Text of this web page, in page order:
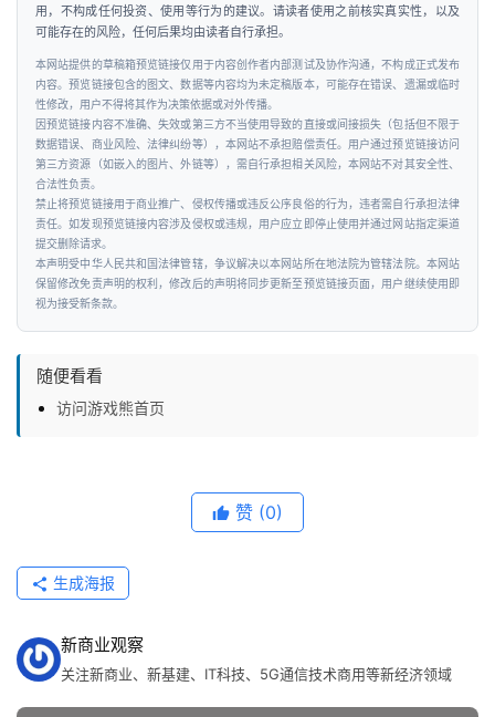
用，不构成任何投资、使用等行为的建议。请读者使用之前核实真实性，以及
可能存在的风险，任何后果均由读者自行承担。
本网站提供的草稿箱预览链接仅用于内容创作者内部测试及协作沟通，不构成正式发布
内容。预览链接包含的图文、数据等内容均为未定稿版本，可能存在错误、遗漏或临时
性修改，用户不得将其作为决策依据或对外传播。
因预览链接内容不准确、失效或第三方不当使用导致的直接或间接损失（包括但不限于
数据错误、商业风险、法律纠纷等），本网站不承担赔偿责任。用户通过预览链接访问
第三方资源（如嵌入的图片、外链等），需自行承担相关风险，本网站不对其安全性、
合法性负责。
禁止将预览链接用于商业推广、侵权传播或违反公序良俗的行为，违者需自行承担法律
责任。如发现预览链接内容涉及侵权或违规，用户应立即停止使用并通过网站指定渠道
提交删除请求。
本声明受中华人民共和国法律管辖，争议解决以本网站所在地法院为管辖法院。本网站
保留修改免责声明的权利，修改后的声明将同步更新至预览链接页面，用户继续使用即
视为接受新条款。
随便看看
访问游戏熊首页
赞 (0)
生成海报
新商业观察
关注新商业、新基建、IT科技、5G通信技术商用等新经济领域